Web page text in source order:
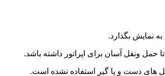
ونقل آسان برای اپراتور داشته باشد.
های دست و پا گیر استفاده نشده است.